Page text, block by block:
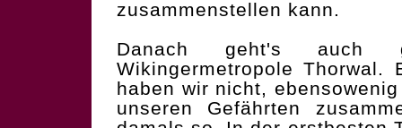
zusammenstellen kann.
Danach geht's
Wikingermetropole Thorwal.
haben wir nicht,
unseren Gefährten